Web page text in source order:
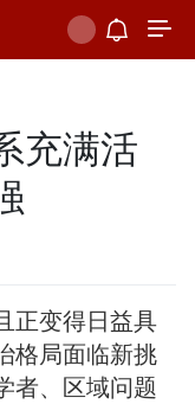
充满活
正变得日益具
格局面临新挑
者、区域问题